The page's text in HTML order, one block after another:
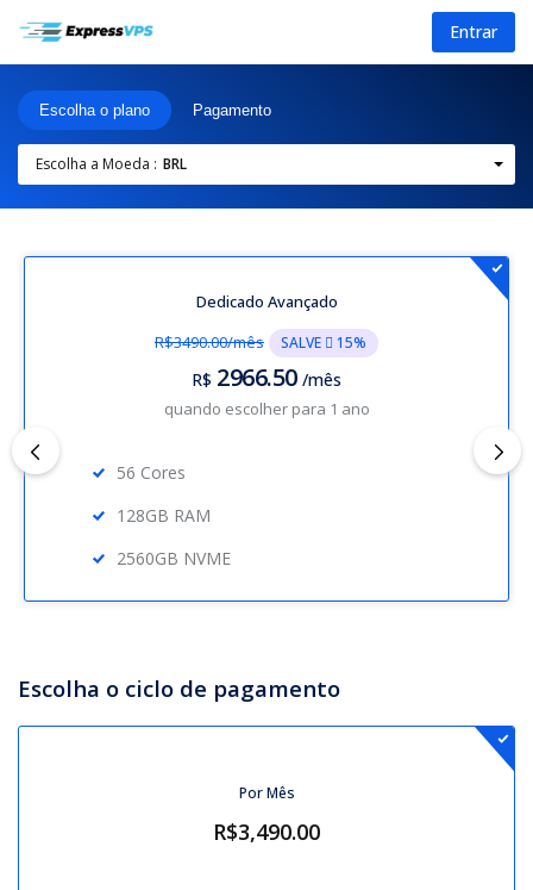
Entrar
Escolha o plano Pagamento
Escolha a Moeda : BRL
Dedicado Avançado
R$3490.00/mês
SALVE  15%
R$ 2966.50 /mês
quando escolher para 1 ano
56 Cores
128GB RAM
2560GB NVME
Escolha o ciclo de pagamento
Por Mês
R$3,490.00